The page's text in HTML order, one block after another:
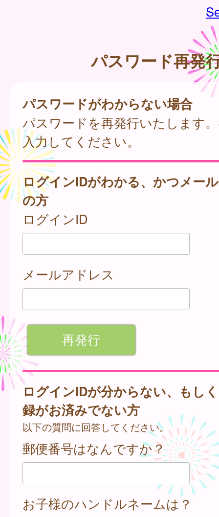
パスワード再発
パスワードがわからない場合
パスワードを再発行いたします
入力してください。
ログインIDがわかる、かつメー
の方
ログインID
メールアドレス
ログインIDが分からない、もし
録がお済みでない方
以下の質問に回答してください。
郵便番号はなんですか？
お子様のハンドルネームは？